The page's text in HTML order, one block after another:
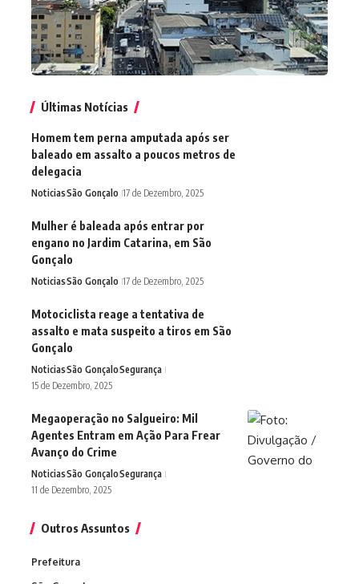
Últimas Notícias
Homem tem perna amputada após ser
baleado em assalto a poucos metros de
delegacia
NoticiasSão Gonçalo 17 de Dezembro, 2025
Mulher é baleada após entrar por
engano no Jardim Catarina, em São
Gonçalo
NoticiasSão Gonçalo 17 de Dezembro, 2025
Motociclista reage a tentativa de
assalto e mata suspeito a tiros em São
Gonçalo
NoticiasSão GonçaloSegurança
15 de Dezembro, 2025
Megaoperação no Salgueiro: Mil
Agentes Entram em Ação Para Frear
Avanço do Crime
NoticiasSão GonçaloSegurança
11 de Dezembro, 2025
Outros Assuntos
Prefeitura